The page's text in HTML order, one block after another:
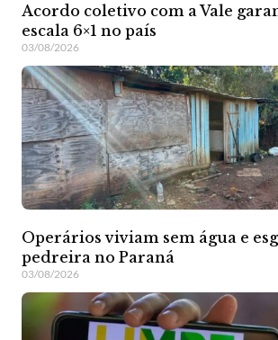
Acordo coletivo com a Vale
escala 6×1 no país
03/08/2026
Operários viviam sem água e
pedreira no Paraná
03/08/2026